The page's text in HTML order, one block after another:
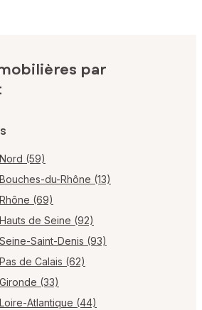
par
(59)
du-Rhône (13)
(69)
de Seine (92)
Saint-Denis (93)
de Calais (62)
(33)
Atlantique (44)